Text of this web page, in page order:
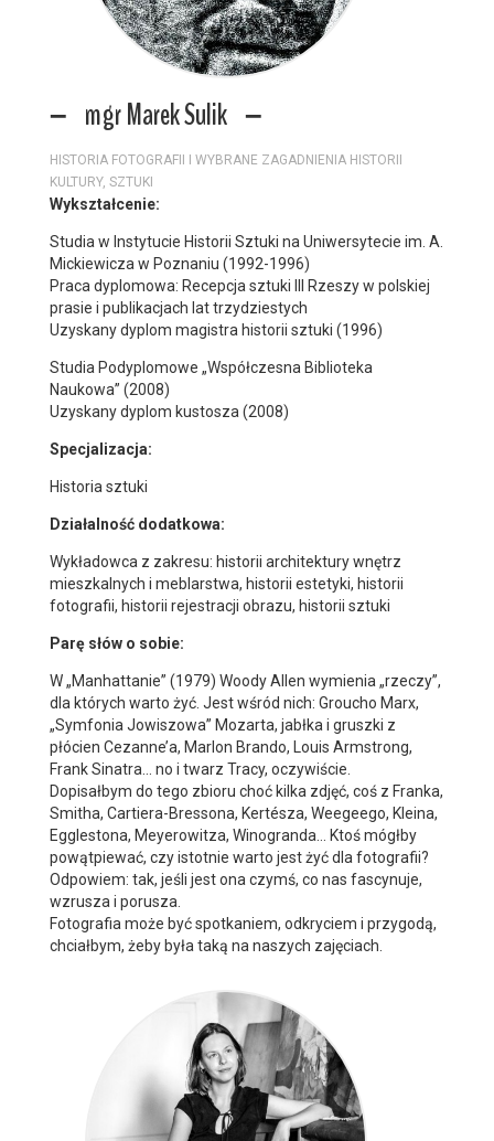
mgr Marek Sulik
HISTORIA FOTOGRAFII I WYBRANE ZAGADNIENIA HISTORII
KULTURY, SZTUKI
Wykształcenie:
Studia w Instytucie Historii Sztuki na Uniwersytecie im. A.
Mickiewicza w Poznaniu (1992-1996)
Praca dyplomowa: Recepcja sztuki III Rzeszy w polskiej
prasie i publikacjach lat trzydziestych
Uzyskany dyplom magistra historii sztuki (1996)
Studia Podyplomowe „Współczesna Biblioteka
Naukowa” (2008)
Uzyskany dyplom kustosza (2008)
Specjalizacja:
Historia sztuki
Działalność dodatkowa:
Wykładowca z zakresu: historii architektury wnętrz
mieszkalnych i meblarstwa, historii estetyki, historii
fotografii, historii rejestracji obrazu, historii sztuki
Parę słów o sobie:
W „Manhattanie” (1979) Woody Allen wymienia „rzeczy”,
dla których warto żyć. Jest wśród nich: Groucho Marx,
„Symfonia Jowiszowa” Mozarta, jabłka i gruszki z
płócien Cezanne’a, Marlon Brando, Louis Armstrong,
Frank Sinatra… no i twarz Tracy, oczywiście.
Dopisałbym do tego zbioru choć kilka zdjęć, coś z Franka,
Smitha, Cartiera-Bressona, Kertésza, Weegeego, Kleina,
Egglestona, Meyerowitza, Winogranda… Ktoś mógłby
powątpiewać, czy istotnie warto jest żyć dla fotografii?
Odpowiem: tak, jeśli jest ona czymś, co nas fascynuje,
wzrusza i porusza.
Fotografia może być spotkaniem, odkryciem i przygodą,
chciałbym, żeby była taką na naszych zajęciach.